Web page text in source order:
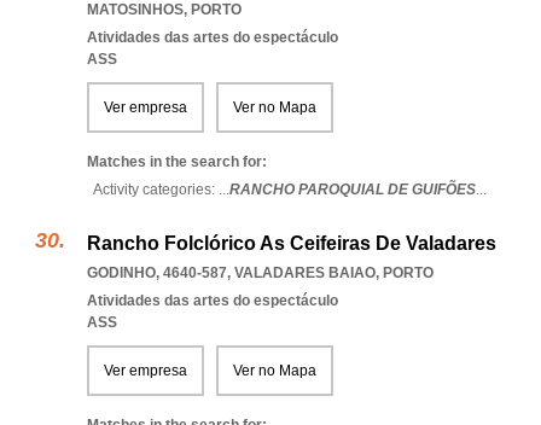
MATOSINHOS, PORTO
Atividades das artes do espectáculo
ASS
Ver empresa Ver no Mapa
Matches in the search for:
Activity categories: ...RANCHO PAROQUIAL DE GUIFÕES...
Rancho Folclórico As Ceifeiras De Valadares
GODINHO, 4640-587, VALADARES BAIAO, PORTO
Atividades das artes do espectáculo
ASS
Ver empresa Ver no Mapa